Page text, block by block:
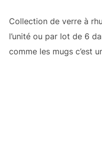
Collection de verre à
l’unité ou par lot de 6
comme les mugs c’est